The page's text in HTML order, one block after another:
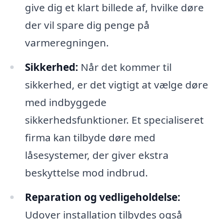
give dig et klart billede af, hvilke døre
der vil spare dig penge på
varmeregningen.
Sikkerhed: Når det kommer til
sikkerhed, er det vigtigt at vælge døre
med indbyggede
sikkerhedsfunktioner. Et specialiseret
firma kan tilbyde døre med
låsesystemer, der giver ekstra
beskyttelse mod indbrud.
Reparation og vedligeholdelse:
Udover installation tilbydes også